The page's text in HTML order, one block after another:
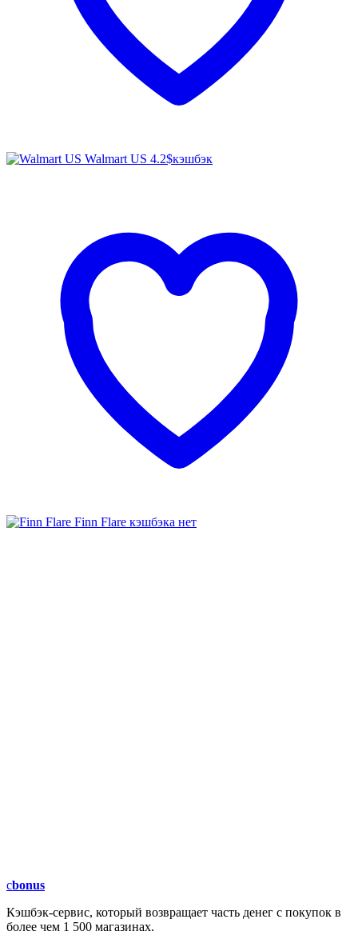
Walmart US 4.2$кэшбэк
Finn Flare кэшбэка нет
cbonus
Кэшбэк-сервис, который возвращает часть денег с покупок в
более чем 1 500 магазинах.